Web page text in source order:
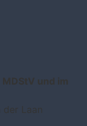
und im
Laan